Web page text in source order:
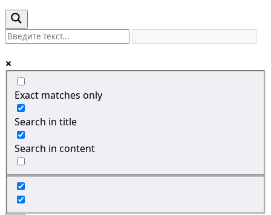
Exact matches only
Search in title
Search in content